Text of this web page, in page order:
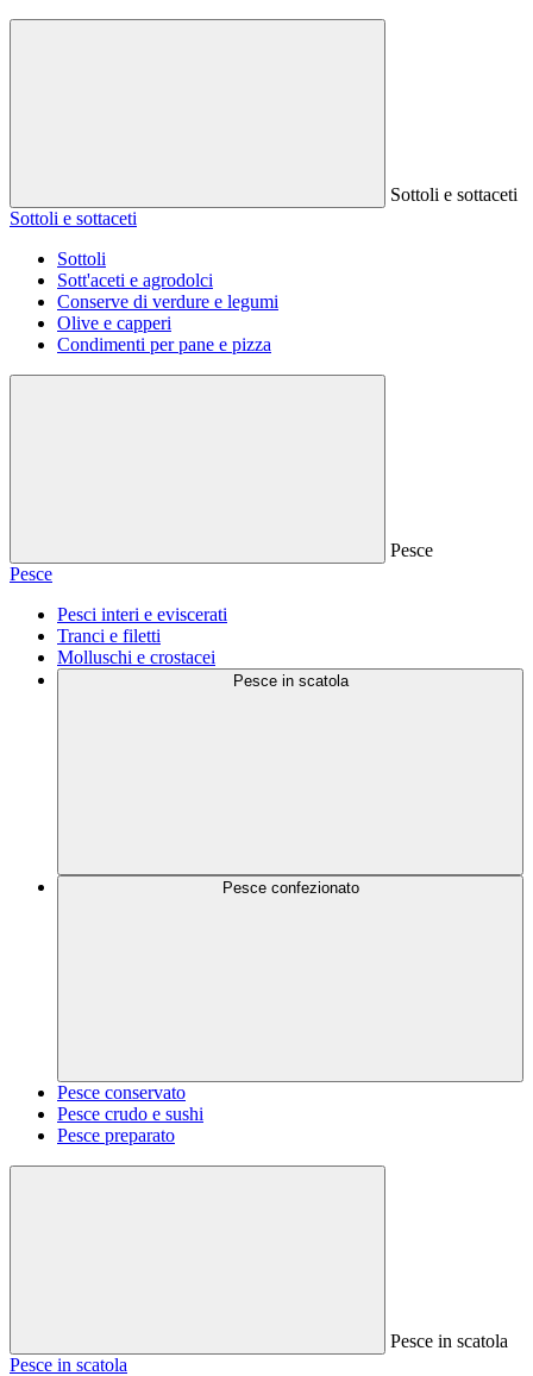
Sottoli e sottaceti
Sottoli e sottaceti
Sottoli
Sott'aceti e agrodolci
Conserve di verdure e legumi
Olive e capperi
Condimenti per pane e pizza
Pesce
Pesce
Pesci interi e eviscerati
Tranci e filetti
Molluschi e crostacei
Pesce in scatola
Pesce confezionato
Pesce conservato
Pesce crudo e sushi
Pesce preparato
Pesce in scatola
Pesce in scatola